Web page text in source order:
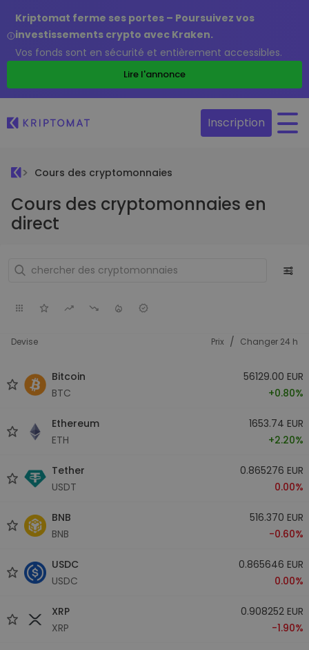
Kriptomat ferme ses portes – Poursuivez vos
investissements crypto avec Kraken.
Vos fonds sont en sécurité et entièrement accessibles.
Lire l'annonce
Inscription
Cours des cryptomonnaies
Cours des cryptomonnaies en
direct
Devise Prix / Changer 24 h
Bitcoin
BTC
56129.00 EUR
+0.80%
Ethereum
ETH
1653.74 EUR
+2.20%
Tether
USDT
0.865276 EUR
0.00%
BNB
BNB
516.370 EUR
-0.60%
USDC
USDC
0.865646 EUR
0.00%
XRP
XRP
0.908252 EUR
-1.90%